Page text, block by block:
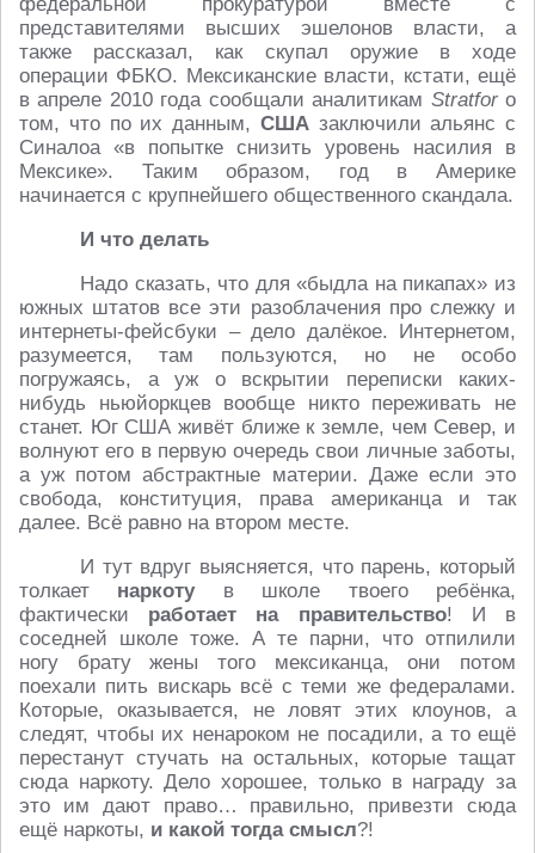
представителями высших эшелонов власти, а
также рассказал, как скупал оружие в ходе
операции ФБКО. Мексиканские власти, кстати, ещё
в апреле 2010 года сообщали аналитикам Stratforо
том, что по их данным, СШАзаключили альянс с
Синалоа «в попытке снизить уровень насилия в
Мексике». Таким образом, год в Америке
начинается с крупнейшего общественного скандала.
И что делать
Надо сказать, что для «быдла на пикапах» из
южных штатов все эти разоблачения про слежку и
интернеты-фейсбуки – дело далёкое. Интернетом,
разумеется, там пользуются, но не особо
погружаясь, а уж о вскрытии переписки каких-
нибудь ньюйоркцев вообще никто переживать не
станет. Юг США живёт ближе к земле, чем Север, и
волнуют его в первую очередь свои личные заботы,
а уж потом абстрактные материи. Даже если это
свобода, конституция, права американца и так
далее. Всё равно на втором месте.
И тут вдруг выясняется, что парень, который
толкает наркотув школе твоего ребёнка,
фактически работает на правительство! И в
соседней школе тоже. А те парни, что отпилили
ногу брату жены того мексиканца, они потом
поехали пить вискарь всё с теми же федералами.
Которые, оказывается, не ловят этих клоунов, а
следят, чтобы их ненароком не посадили, а то ещё
перестанут стучать на остальных, которые тащат
сюда наркоту. Дело хорошее, только в награду за
это им дают право… правильно, привезти сюда
ещё наркоты, и какой тогда смысл?!